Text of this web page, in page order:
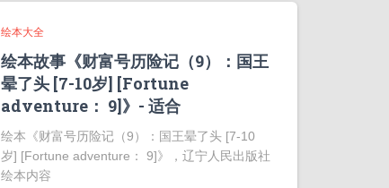
绘本大全
绘本故事《财富号历险记（9）：国王
晕了头 [7-10岁] [Fortune
adventure： 9]》- 适合
绘本《财富号历险记（9）：国王晕了头 [7-10
岁] [Fortune adventure： 9]》，辽宁人民出版社
绘本内容